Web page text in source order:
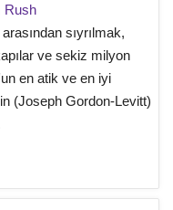
Rush
sıyrılmak,
ve sekiz milyon
en atik ve en iyi
(Joseph Gordon-Levitt)